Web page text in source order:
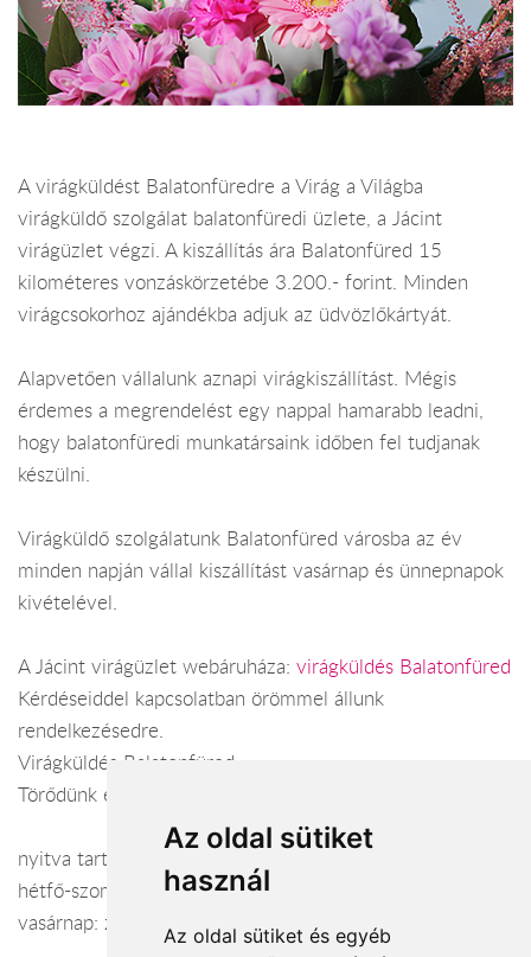
Az oldal sütiket
használ
Az oldal sütiket és egyéb
A virágküldést Balatonfüredre a Virág a Világba
virágküldő szolgálat balatonfüredi üzlete, a Jácint
virágüzlet végzi. A kiszállítás ára Balatonfüred 15
kilométeres vonzáskörzetébe 3.200.- forint. Minden
virágcsokorhoz ajándékba adjuk az üdvözlőkártyát.
Alapvetően vállalunk aznapi virágkiszállítást. Mégis
érdemes a megrendelést egy nappal hamarabb leadni,
hogy balatonfüredi munkatársaink időben fel tudjanak
készülni.
Virágküldő szolgálatunk Balatonfüred városba az év
minden napján vállal kiszállítást vasárnap és ünnepnapok
kivételével.
A Jácint virágüzlet webáruháza: virágküldés Balatonfüred
Kérdéseiddel kapcsolatban örömmel állunk
rendelkezésedre.
Virágküldés Balatonfüred
Törődünk egymással
nyitva tartás:
hétfő-szombat: 07:00-18:00
vasárnap: zárva